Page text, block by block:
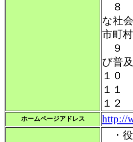
８
な社
市町
９
び普
１０
１１
１２
ホームページアドレス http://
・役